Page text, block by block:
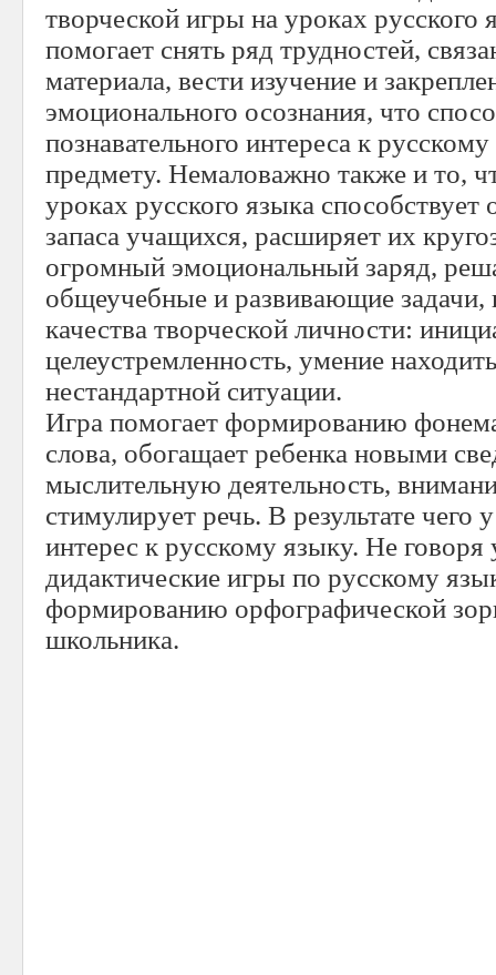
творческой игры на уроках русского
помогает снять ряд трудностей,
материала, вести изучение и
эмоционального осознания, что
познавательного интереса к
предмету. Немаловажно также и то,
уроках русского языка
запаса учащихся, расширяет их
огромный эмоциональный заряд,
общеучебные и развивающие задачи,
качества творческой личности:
целеустремленность, умение
нестандартной ситуации.
Игра помогает формированию
слова, обогащает ребенка новыми
мыслительную деятельность,
стимулирует речь. В результате чего
интерес к русскому языку. Не
дидактические игры по русскому
формированию орфографической
школьника.